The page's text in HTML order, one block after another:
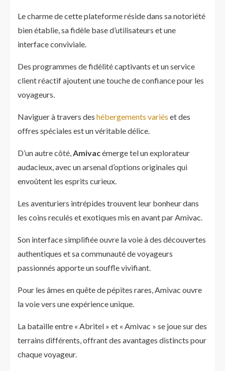
Le charme de cette plateforme réside dans sa notoriété
bien établie, sa fidèle base d’utilisateurs et une
interface conviviale.
Des programmes de fidélité captivants et un service
client réactif ajoutent une touche de confiance pour les
voyageurs.
Naviguer à travers des hébergements variés et des
offres spéciales est un véritable délice.
D’un autre côté,Amivacémerge tel un explorateur
audacieux, avec un arsenal d’options originales qui
envoûtent les esprits curieux.
Les aventuriers intrépides trouvent leur bonheur dans
les coins reculés et exotiques mis en avant par Amivac.
Son interface simplifiée ouvre la voie à des découvertes
authentiques et sa communauté de voyageurs
passionnés apporte un souffle vivifiant.
Pour les âmes en quête de pépites rares, Amivac ouvre
la voie vers une expérience unique.
La bataille entre « Abritel » et « Amivac » se joue sur des
terrains différents, offrant des avantages distincts pour
chaque voyageur.